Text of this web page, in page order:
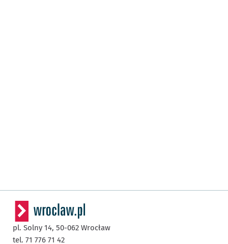
pl. Solny 14, 50-062 Wrocław
tel. 71 776 71 42